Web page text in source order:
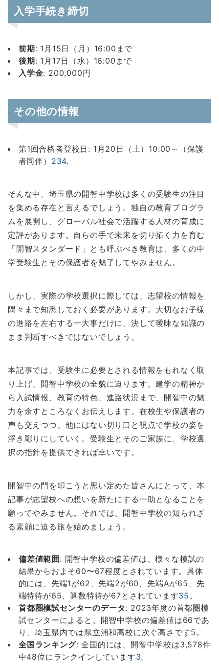
入学手続き締切
前期: 1月15日（月）16:00まで
後期: 1月17日（水）16:00まで
入学金: 200,000円
その他の情報
第1回合格者登校日: 1月20日（土）10:00～（保護
者同伴） 234.
そんな中、埼玉県の開智中学校は多くの受験生の注目
を集める存在と言えるでしょう。独自の教育プログラ
ムを展開し、グローバル社会で活躍する人材の育成に
定評があります。自らの手で未来を切り拓く力を育む
「開智スタンダード」とも呼ぶべき教育は、多くの中
学受験生とその保護者を魅了してやみません。
しかし、実際の学校選択に際しては、志望校の情報を
隅々まで知悉しておく必要があります。大切なお子様
の進路を左右する一大事だけに、決して曖昧な知識の
まま判断すべきではないでしょう。
本記事では、受験生に必要とされる情報をもれなく取
り上げ、開智中学校の全貌に迫ります。建学の精神か
ら入試情報、教育の特色、進路状況まで、開智中の魅
力を余すところなくお伝えします。在校生や保護者の
声も交えつつ、他にはない切り口と視点で学校の姿を
浮き彫りにしていく。受験生とそのご家族に、学校選
択の指針を提供できれば幸いです。
開智中の門を叩こうと思い定めた皆さんにとって、本
記事が志望校への想いを新たにする一助となることを
願ってやみません。それでは、開智中学校の知られざ
る素顔に迫る旅を始めましょう。
偏差値範囲 : 開智中学校の偏差値は、様々な模試の
結果からおよそ60〜67程度とされています。具体
的には、先端1が62、先端2が60、先端Aが65、先
端特待が65、算数特待が67とされています35。
首都圏模試センターのデータ: 2023年度の首都圏模
試センターによると、開智中学校の偏差値は66であ
り、埼玉県内では県立浦和高校に次ぐ高さです5。
全国ランキング: 全国的には、開智中学校は3,578件
中48位にランクインしています3。